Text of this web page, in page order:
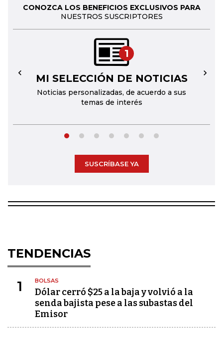
CONOZCA LOS BENEFICIOS EXCLUSIVOS PARA
NUESTROS SUSCRIPTORES
1
MI SELECCIÓN DE NOTICIAS
Noticias personalizadas, de acuerdo a sus
temas de interés
← →
SUSCRÍBASE YA
TENDENCIAS
1 BOLSAS
Dólar cerró $25 a la baja y volvió a la
senda bajista pese a las subastas del
Emisor